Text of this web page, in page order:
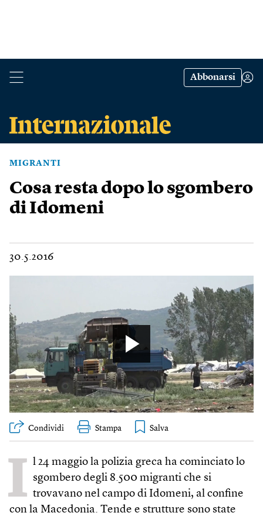
Abbonarsi
MIGRANTI
Cosa resta dopo lo sgombero
di Idomeni
30.5.2016
Condividi Stampa
I l 24 maggio la polizia greca ha cominciato lo
sgombero degli 8.500 migranti che si
trovavano nel campo di Idomeni, al confine
con la Macedonia. Tende e strutture sono state